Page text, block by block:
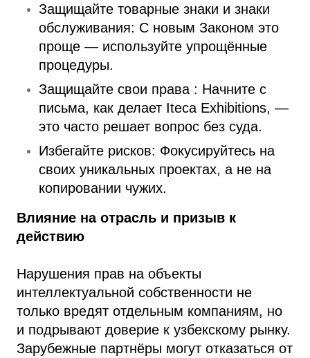
Защищайте товарные знаки и знаки
обслуживания: С новым Законом это
проще — используйте упрощённые
процедуры.
Защищайте свои права : Начните с
письма, как делает Iteca Exhibitions, —
это часто решает вопрос без суда.
Избегайте рисков: Фокусируйтесь на
своих уникальных проектах, а не на
копировании чужих.
Влияние на отрасль и призыв к
действию
Нарушения прав на объекты
интеллектуальной собственности не
только вредят отдельным компаниям, но
и подрывают доверие к узбекскому рынку.
Зарубежные партнёры могут отказаться от